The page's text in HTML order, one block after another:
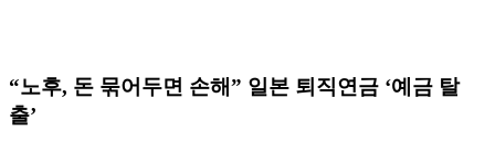
“노후, 돈 묶어두면 손해” 일본 퇴직연금 ‘예금 탈
출’